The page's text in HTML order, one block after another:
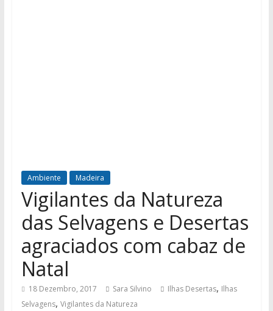
Ambiente Madeira
Vigilantes da Natureza
das Selvagens e Desertas
agraciados com cabaz de
Natal
18 Dezembro, 2017 Sara Silvino Ilhas Desertas, Ilhas
Selvagens, Vigilantes da Natureza